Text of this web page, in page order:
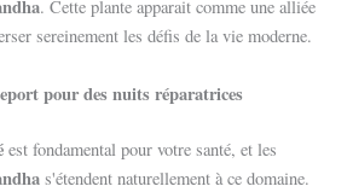
. Cette plante apparait comme une alliée
sereinement les défis de la vie moderne.
pour des nuits réparatrices
est fondamental pour votre santé, et les
s'étendent naturellement à ce domaine.